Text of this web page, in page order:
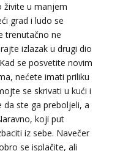
živite u manjem
grad i ludo se
trenutačno ne
izlazak u drugi dio
se posvetite novim
nećete imati priliku
se skrivati u kući i
da ste ga preboljeli, a
koji put
iz sebe. Navečer
se isplačite, ali
600
min
02
je slobodan
ljubavna